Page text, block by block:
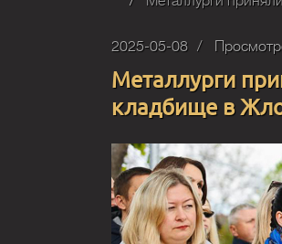
2025-05-08
Металлурги
кладбище в